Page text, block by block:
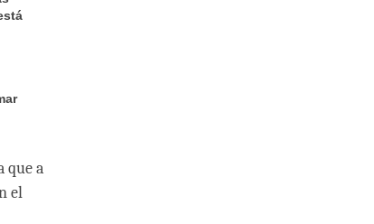
que a
el